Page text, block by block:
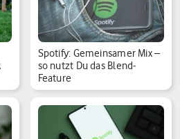
Spotify: Gemeinsamer Mix –
so nutzt Du das Blend-
Feature